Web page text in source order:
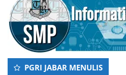
PGRI JABAR MENULIS